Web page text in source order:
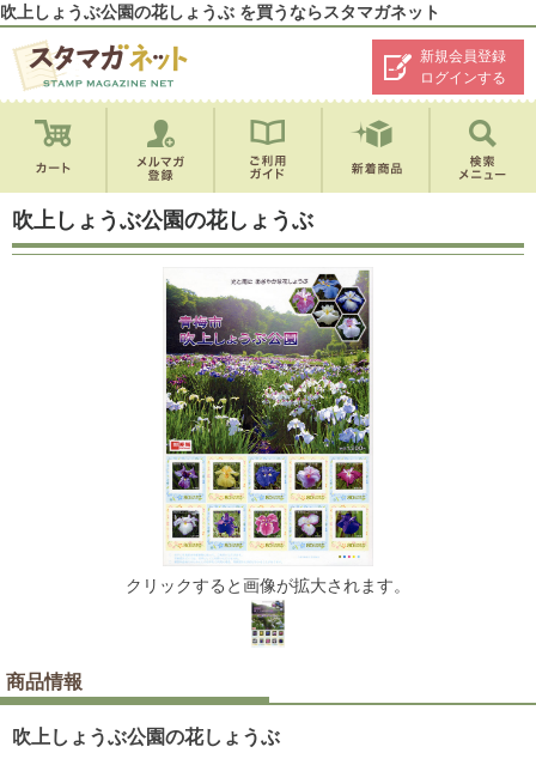
吹上しょうぶ公園の花しょうぶ を買うならスタマガネット
新規会員登録
ログインする
吹上しょうぶ公園の花しょうぶ
クリックすると画像が拡大されます。
商品情報
吹上しょうぶ公園の花しょうぶ